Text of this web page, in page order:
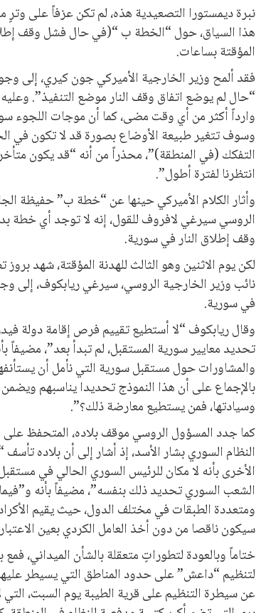
نبرة ديمستورا التصعيدية هذه، لم تكن عزفاً على
هذا السياق، حول “الخطة ب “(في حال فشل وقف
المؤقتة بساعات.
فقد ألمح وزير الخارجية الأميركي جون كيري، إلى
“حال لم يوضع اتفاق وقف النار موضع التنفيذ”.
وارداً أكثر من أي وقت مضى، كما أن موجات اللجوء
وسوف تتغير طبيعة الأوضاع بصورة قد لا تكون في
التفكك (في المنطقة)”، محذراً من أنه “قد يكون
انتظرنا لفترة أطول”.
وأثار الكلام الأميركي حينها عن “خطة ب” حفيظة
الروسي سيرغي لافروف للقول، إنه لا توجد أي خطة
وقف إطلاق النار في سورية.
لكن يوم الاثنين وهو الثالث للهدنة المؤقتة، شهد
نائب وزير الخارجية الروسي، سيرغي ريابكوف، إلى
في سورية.
وقال ريابكوف “لا أستطيع تقييم فرص إقامة دولة
تحديد معايير سورية المستقبل، لم تبدأ بعد”، مضيفاً
والمشاورات حول مستقبل سورية التي نأمل أن
بالإجماع على أن هذا النموذج تحديدا يناسبهم
وسيادتها، فمن يستطيع معارضة ذلك؟”.
كما جدد المسؤول الروسي موقف بلاده، المتحفظ
النظام السوري بشار الأسد، إذ أشار إلى أن بلاده
الأخرى بأنه لا مكان للرئيس السوري الحالي في
الشعب السوري تحديد ذلك بنفسه”، مضيفاً بأنه
ومتعددة الطبقات في مختلف الدول، حيث يقيم
سيكون ناقصا من دون أخذ العامل الكردي بعين
ختاماً وبالعودة لتطوراتٍ متعقلة بالشأن الميداني،
لتنظيم “داعش” على حدود المناطق التي يسيطر